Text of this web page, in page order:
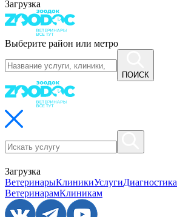
Загрузка
Выберите район или метро
ПОИСК
Загрузка
ВетеринарыКлиникиУслугиДиагностика
ВетеринарамКлиникам